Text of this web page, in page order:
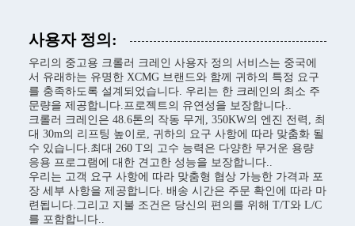
사용자 정의:
우리의 중고용 크롤러 크레인 사용자 정의 서비스는 중국에
서 유래하는 유명한 XCMG 브랜드와 함께 귀하의 특정 요구
를 충족하도록 설계되었습니다. 우리는 한 크레인의 최소 주
문량을 제공합니다.프로젝트의 유연성을 보장합니다..
크롤러 크레인은 48.6톤의 작동 무게, 350KW의 엔진 전력, 최
대 30m의 리프팅 높이로, 귀하의 요구 사항에 따라 맞춤화 될
수 있습니다.최대 260 T의 고수 능력은 다양한 무거운 용량
응용 프로그램에 대한 견고한 성능을 보장합니다..
우리는 고객 요구 사항에 따라 맞춤형 협상 가능한 가격과 포
장 세부 사항을 제공합니다. 배송 시간은 주문 확인에 따라 마
련됩니다.그리고 지불 조건은 당신의 편의를 위해 T/T와 L/C
를 포함합니다..